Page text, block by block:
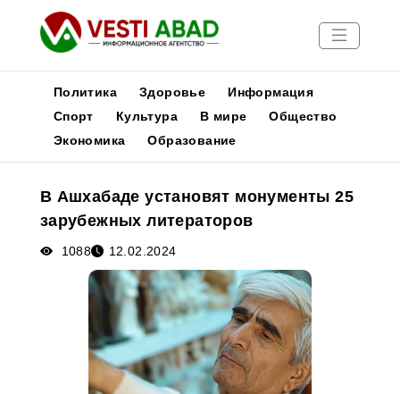
Новости
Медиа
Афиша
Политика Здоровье
Информация
Спорт
Культура В мире
Общество
Экономика
Образование
В Ашхабаде установят монументы 25
зарубежных литераторов
1088 12.02.2024